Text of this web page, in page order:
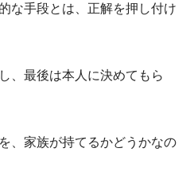
な手段とは、正解を押し付け
、最後は本人に決めてもら
、家族が持てるかどうかなの